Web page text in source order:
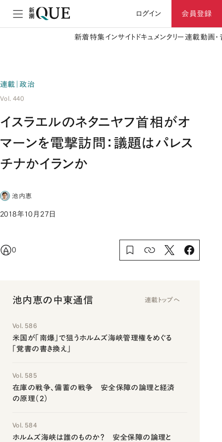
ログイン 会員登録
新着特集 インサイト ドキュメンタリー 連載動画
連載｜政治
Vol. 440
イスラエルのネタニヤフ首相がオ
マーンを電撃訪問：議題はパレス
チナかイランか
池内恵
2018年10月27日
0
池内恵の中東通信 連載トップへ
Vol. 586
米国が「南爆」で狙うホルムズ海峡管理権をめぐる
「覚書の書き換え」
Vol. 585
在庫の戦争、備蓄の戦争 安全保障の論理と経済
の原理（2）
Vol. 584
ホルムズ海峡は誰のものか？ 安全保障の論理と